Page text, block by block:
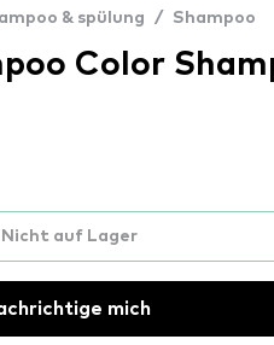
& spülung / Shampoo
Color
Nicht auf Lager
mich